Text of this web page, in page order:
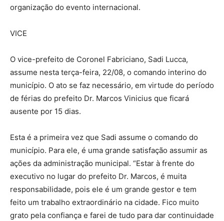
organização do evento internacional.
VICE
O vice-prefeito de Coronel Fabriciano, Sadi Lucca,
assume nesta terça-feira, 22/08, o comando interino do
município. O ato se faz necessário, em virtude do período
de férias do prefeito Dr. Marcos Vinicius que ficará
ausente por 15 dias.
Esta é a primeira vez que Sadi assume o comando do
município. Para ele, é uma grande satisfação assumir as
ações da administração municipal. “Estar à frente do
executivo no lugar do prefeito Dr. Marcos, é muita
responsabilidade, pois ele é um grande gestor e tem
feito um trabalho extraordinário na cidade. Fico muito
grato pela confiança e farei de tudo para dar continuidade